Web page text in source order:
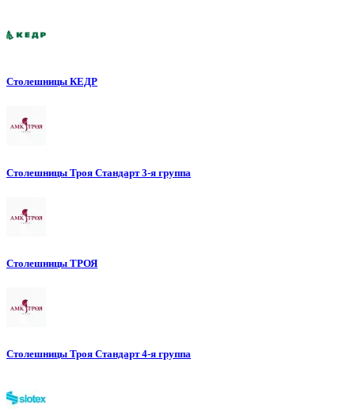
Столешницы КЕДР
Столешницы Троя Стандарт 3-я группа
Столешницы ТРОЯ
Столешницы Троя Стандарт 4-я группа